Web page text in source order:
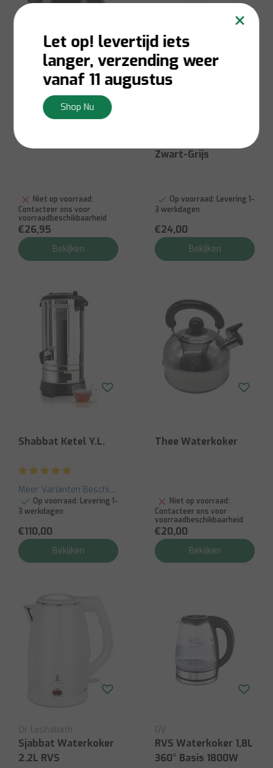
Kettle Black 1.7L
Niet op voorraad:
Contacteer ons voor
voorraadbeschikbaarheid
€26,95
Bekijken
Zwart-Grijs
Op voorraad: Levering 1-
3 werkdagen
€24,00
Bekijken
Shabbat Ketel Y.L.
Meer Varianten Beschikbaar
Op voorraad: Levering 1-
3 werkdagen
€110,00
Bekijken
Thee Waterkoker
Niet op voorraad:
Contacteer ons voor
voorraadbeschikbaarheid
€20,00
Bekijken
Or Leshabath
Sjabbat Waterkoker
2.2L RVS
GV
RVS Waterkoker 1,8L
360° Basis 1800W
×
Let op! levertijd iets
langer, verzending weer
vanaf 11 augustus
Shop Nu